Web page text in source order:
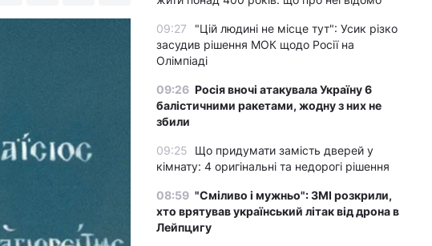
09:27
"Цій людині не місце тут": Усик різко
засудив рішення МОК щодо Росії на
Олімпіаді
09:26 Росія вночі атакувала Україну 6
балістичними ракетами, жодну з них не
збили
09:25
Що придумати замість дверей у
кімнату: 4 оригінальні та недорогі рішення
08:59 "Сміливо і мужньо": ЗМІ розкрили,
хто врятував український літак від дрона в
Лейпцигу